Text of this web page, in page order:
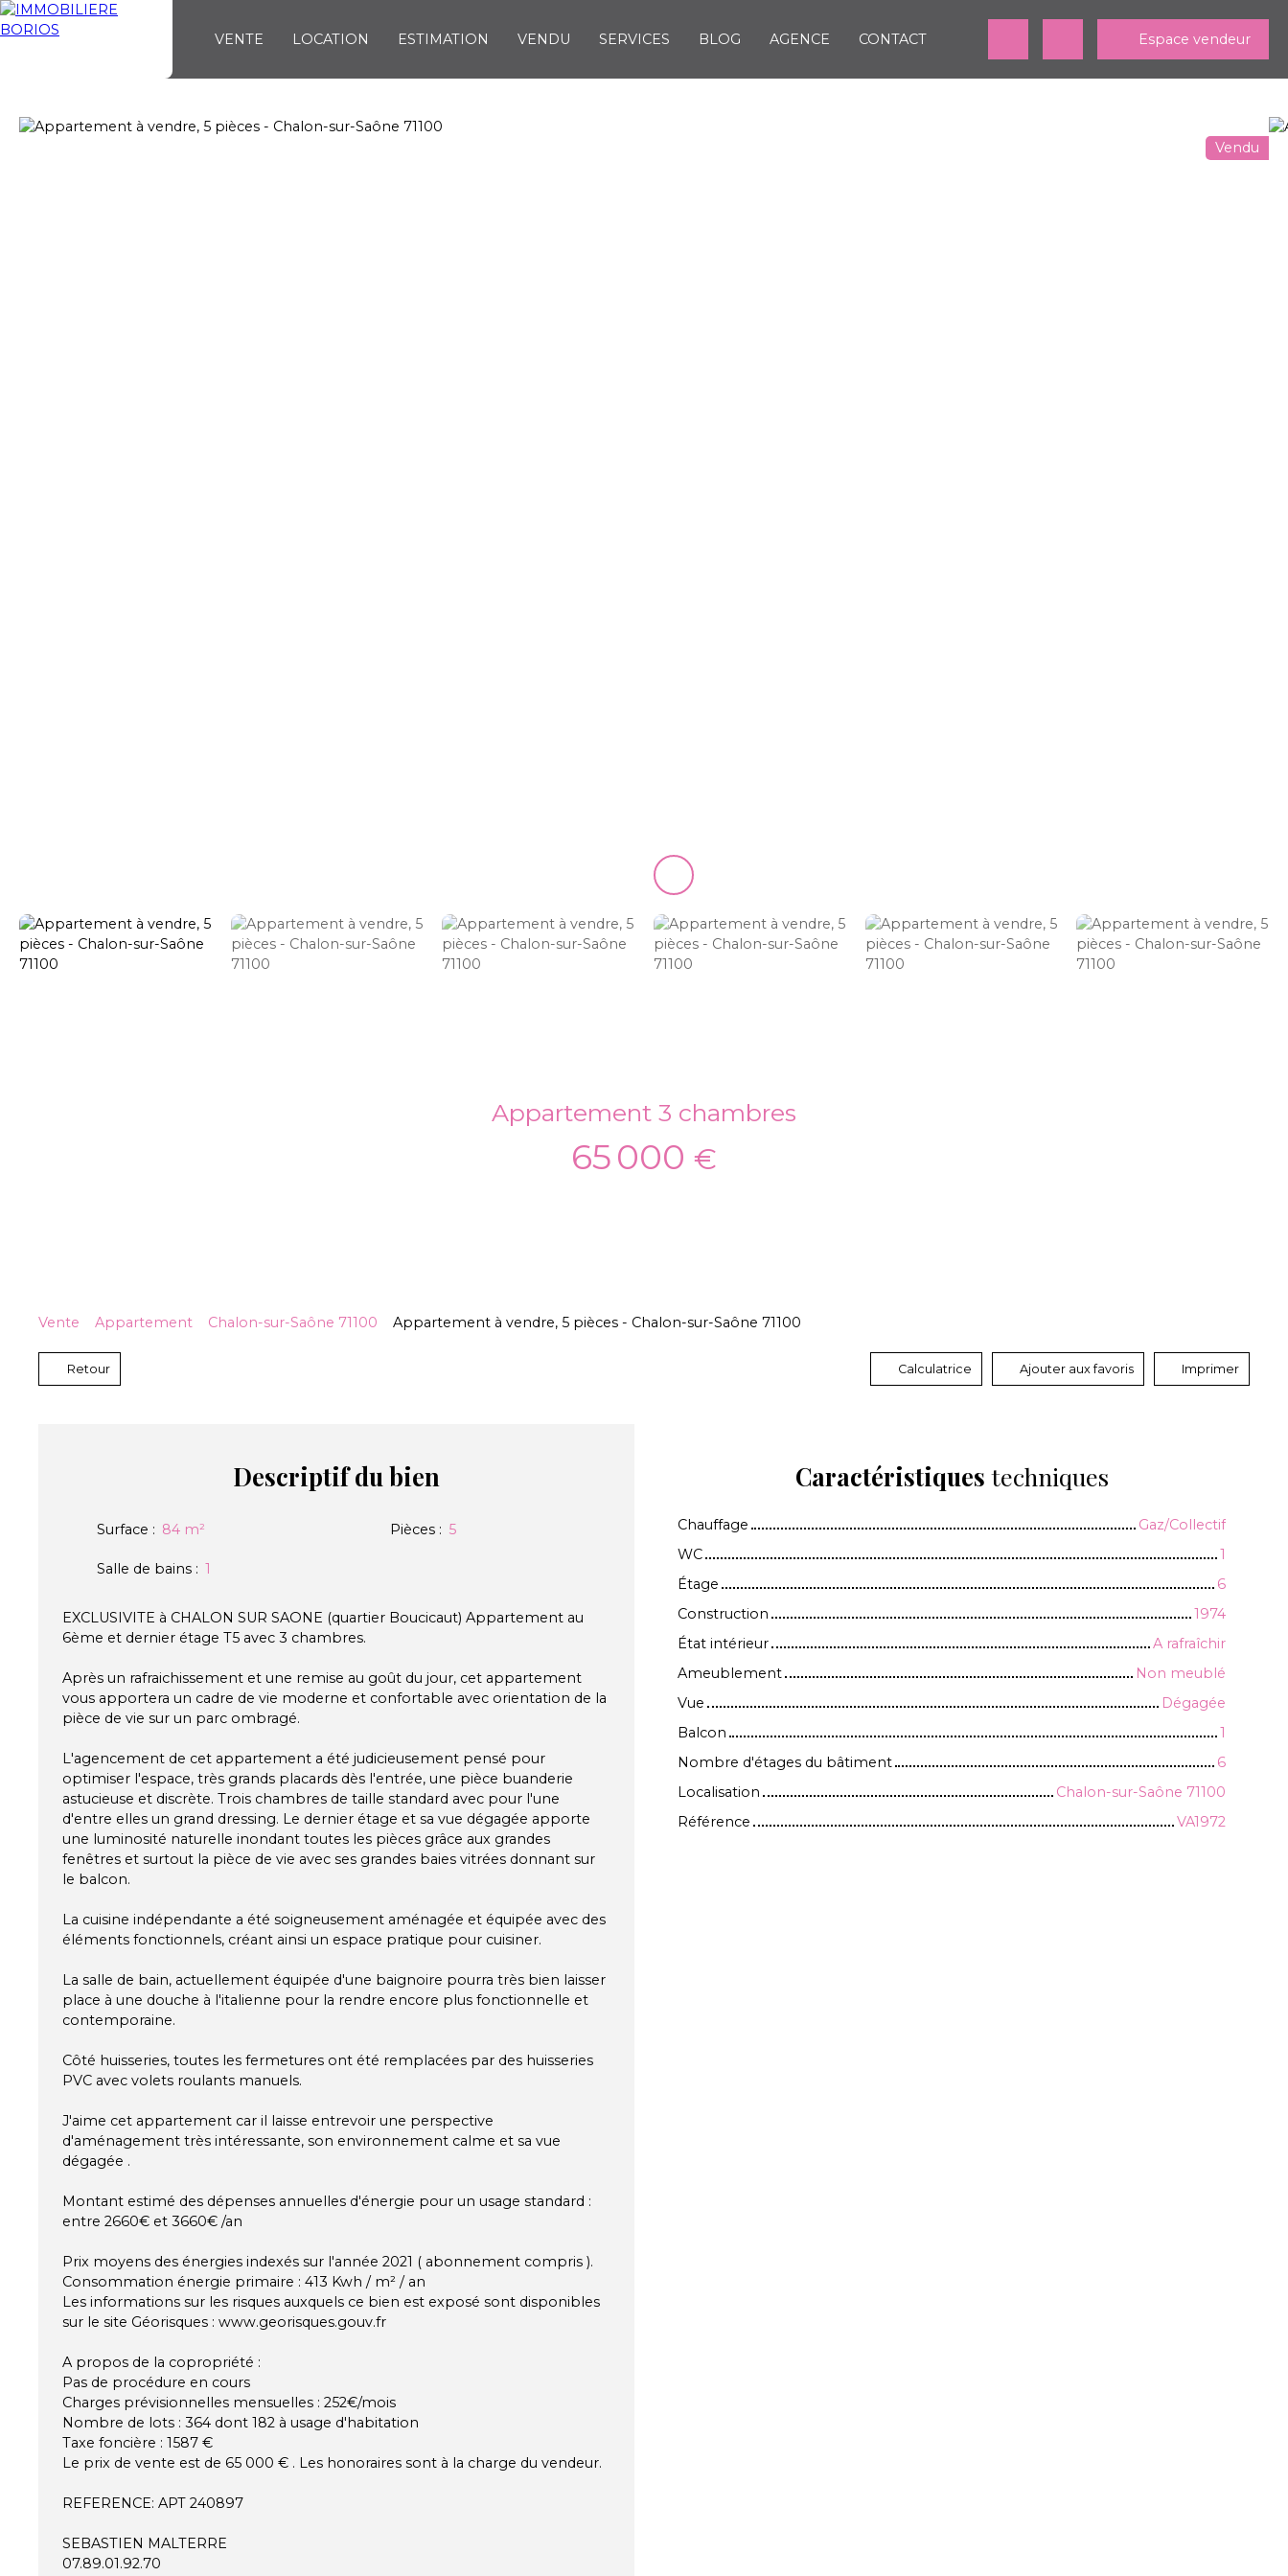
VENTE LOCATION ESTIMATION VENDU SERVICES BLOG AGENCE CONTACT Espace vendeur
Vendu
Appartement 3 chambres
65 000 €
Vente Appartement Chalon-sur-Saône 71100 Appartement à vendre, 5 pièces - Chalon-sur-Saône 71100
Retour Calculatrice Ajouter aux favoris Imprimer
Descriptifdu bien
Surface : 84 m² Pièces : 5
Salle de bains : 1
EXCLUSIVITE à CHALON SUR SAONE (quartier Boucicaut) Appartement au
6ème et dernier étage T5 avec 3 chambres.
Après un rafraichissement et une remise au goût du jour, cet appartement
vous apportera un cadre de vie moderne et confortable avec orientation de la
pièce de vie sur un parc ombragé.
L'agencement de cet appartement a été judicieusement pensé pour
optimiser l'espace, très grands placards dès l'entrée, une pièce buanderie
astucieuse et discrète. Trois chambres de taille standard avec pour l'une
d'entre elles un grand dressing. Le dernier étage et sa vue dégagée apporte
une luminosité naturelle inondant toutes les pièces grâce aux grandes
fenêtres et surtout la pièce de vie avec ses grandes baies vitrées donnant sur
le balcon.
La cuisine indépendante a été soigneusement aménagée et équipée avec des
éléments fonctionnels, créant ainsi un espace pratique pour cuisiner.
La salle de bain, actuellement équipée d'une baignoire pourra très bien laisser
place à une douche à l'italienne pour la rendre encore plus fonctionnelle et
contemporaine.
Côté huisseries, toutes les fermetures ont été remplacées par des huisseries
PVC avec volets roulants manuels.
J'aime cet appartement car il laisse entrevoir une perspective
d'aménagement très intéressante, son environnement calme et sa vue
dégagée .
Montant estimé des dépenses annuelles d'énergie pour un usage standard :
entre 2660€ et 3660€ /an
Prix moyens des énergies indexés sur l'année 2021 ( abonnement compris ).
Consommation énergie primaire : 413 Kwh / m² / an
Les informations sur les risques auxquels ce bien est exposé sont disponibles
sur le site Géorisques : www.georisques.gouv.fr
A propos de la copropriété :
Pas de procédure en cours
Charges prévisionnelles mensuelles : 252€/mois
Nombre de lots : 364 dont 182 à usage d'habitation
Taxe foncière : 1587 €
Le prix de vente est de 65 000 € . Les honoraires sont à la charge du vendeur.
REFERENCE: APT 240897
SEBASTIEN MALTERRE
07.89.01.92.70
Caractéristiques techniques
Chauffage
Gaz/Collectif
WC
1
Étage
6
Construction
1974
État intérieur
A rafraîchir
Ameublement
Non meublé
Vue
Dégagée
Balcon
1
Nombre d'étages du bâtiment
6
Localisation
Chalon-sur-Saône 71100
Référence
VA1972